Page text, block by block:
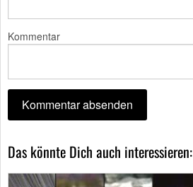
Kommentar
Das könnte Dich auch interessieren: